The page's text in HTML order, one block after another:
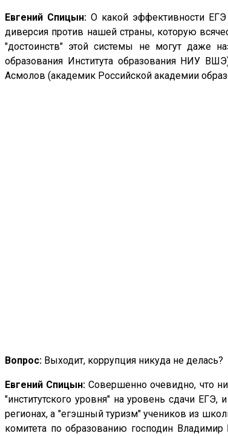
Евгений Спицын:О какой эффективности
диверсия против нашей страны, которую
"достоинств" этой системы не могут даже
образования Института образования НИУ
Асмолов (академик Российской академии
Вопрос: Выходит, коррупция никуда не делась?
Евгений Спицын: Совершенно очевидно, что
"институтского уровня" на уровень сдачи
регионах, а "егэшный туризм" учеников из
комитета по образованию господин